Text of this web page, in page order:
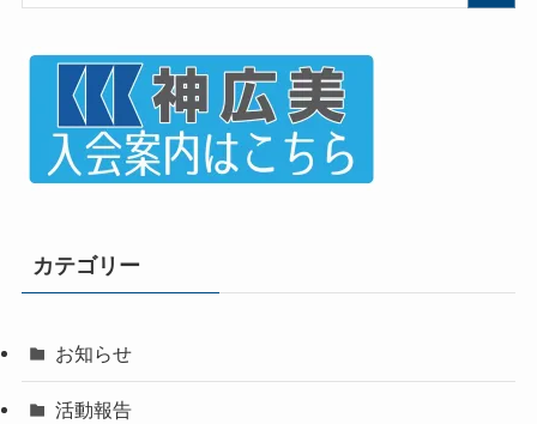
カテゴリー
お知らせ
活動報告